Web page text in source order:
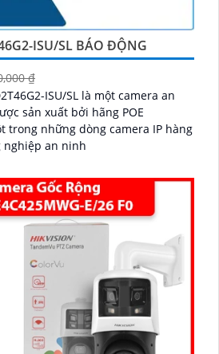
ISU/SL BÁO ĐỘNG
₫
ISU/SL là một camera an
sản xuất bởi hãng POE
nghiệp an ninh